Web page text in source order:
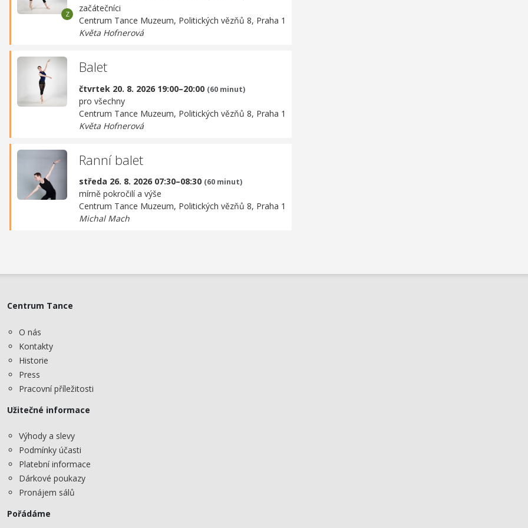
začátečníci
Centrum Tance Muzeum, Politických vězňů 8, Praha 1
Květa Hofnerová
Balet
čtvrtek 20. 8. 2026 19:00–20:00 (60 minut)
pro všechny
Centrum Tance Muzeum, Politických vězňů 8, Praha 1
Květa Hofnerová
Ranní balet
středa 26. 8. 2026 07:30–08:30 (60 minut)
mírně pokročilí a výše
Centrum Tance Muzeum, Politických vězňů 8, Praha 1
Michal Mach
Centrum Tance
O nás
Kontakty
Historie
Press
Pracovní příležitosti
Užitečné informace
Výhody a slevy
Podmínky účasti
Platební informace
Dárkové poukazy
Pronájem sálů
Pořádáme